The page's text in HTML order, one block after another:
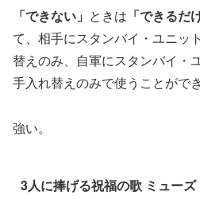
「できない」 ときは 「できるだ
て、相手にスタンバイ・ユニッ
替えのみ、自軍にスタンバイ・
手入れ替えのみで使うことができ
強い。
3人に捧げる祝福の歌 ミューズ